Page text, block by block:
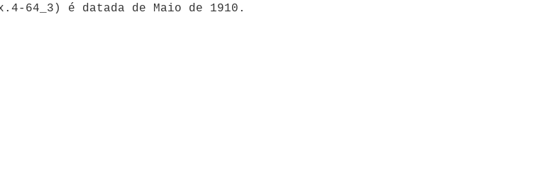
64_3) é datada de Maio de 1910.